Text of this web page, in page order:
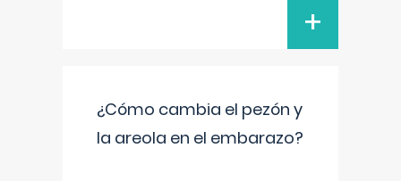
+
¿Cómo cambia el pezón y
la areola en el embarazo?